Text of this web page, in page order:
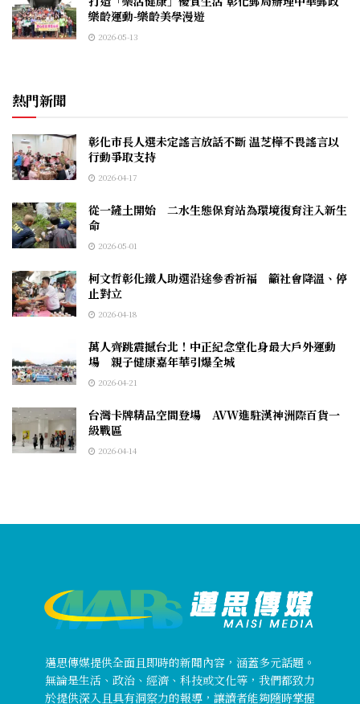
樂齡運動-樂齡美學漫遊
2026-05-13
熱門新聞
彰化市長人選未定謠言放話不斷 温芝樺不畏謠言以
行動爭取支持
2026-04-17
從一鏟土開始 二水生態保育站為環境復育注入新生
命
2026-05-01
柯文哲彰化鐵人助選沿途參香祈福 籲社會降溫、停
止對立
2026-04-18
萬人齊跳震撼台北！中正紀念堂化身最大戶外運動
場 親子健康嘉年華引爆全城
2026-04-21
台灣卡牌精品空間登場 AVW進駐漢神洲際百貨一
級戰區
2026-04-14
邁思傳媒提供全面且即時的新聞內容，涵蓋多元話題。
無論是生活、政治、經濟、科技或文化等，我們都致力
於提供深入且具有洞察力的報導，讓讀者能夠隨時掌握